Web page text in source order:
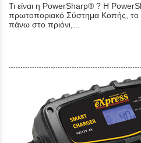
Τι είναι η PowerSharp® ? Η
πρωτοποριακό Σύστημα Κοπής, το
πάνω στο πριόνι,...